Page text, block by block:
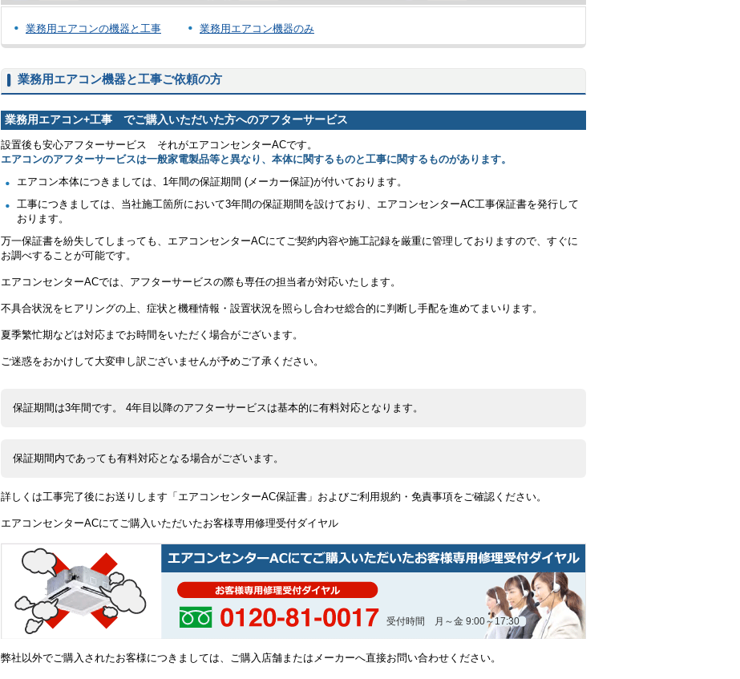
業務用エアコンの機器と工事 業務用エアコン機器のみ
業務用エアコン機器と工事ご依頼の方
業務用エアコン+工事 でご購入いただいた方へのアフターサービス
設置後も安心アフターサービス それがエアコンセンターACです。
エアコンのアフターサービスは一般家電製品等と異なり、本体に関するものと工事に関するものがあります。
エアコン本体につきましては、1年間の保証期間 (メーカー保証)が付いております。
工事につきましては、当社施工箇所において3年間の保証期間を設けており、エアコンセンターAC工事保証書を発行して
おります。
万一保証書を紛失してしまっても、エアコンセンターACにてご契約内容や施工記録を厳重に管理しておりますので、すぐに
お調べすることが可能です。
エアコンセンターACでは、アフターサービスの際も専任の担当者が対応いたします。
不具合状況をヒアリングの上、症状と機種情報・設置状況を照らし合わせ総合的に判断し手配を進めてまいります。
夏季繁忙期などは対応までお時間をいただく場合がございます。
ご迷惑をおかけして大変申し訳ございませんが予めご了承ください。
保証期間は3年間です。 4年目以降のアフターサービスは基本的に有料対応となります。
保証期間内であっても有料対応となる場合がございます。
詳しくは工事完了後にお送りします「エアコンセンターAC保証書」およびご利用規約・免責事項をご確認ください。
エアコンセンターACにてご購入いただいたお客様専用修理受付ダイヤル
受付時間 月～金 9:00～17:30
弊社以外でご購入されたお客様につきましては、ご購入店舗またはメーカーへ直接お問い合わせください。